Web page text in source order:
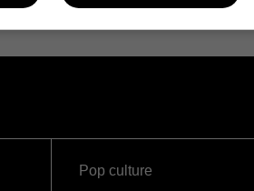
Pop culture